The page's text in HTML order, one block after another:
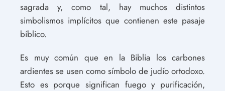
sagrada y, como tal, hay muchos distintos
simbolismos implícitos que contienen este pasaje
bíblico.
Es muy común que en la Biblia los carbones
ardientes se usen como símbolo de judío ortodoxo.
Esto es porque significan fuego y purificación,